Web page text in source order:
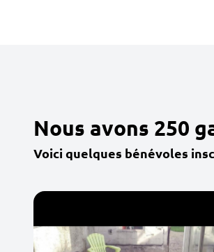
Nous avons 250
Voici quelques bénévoles